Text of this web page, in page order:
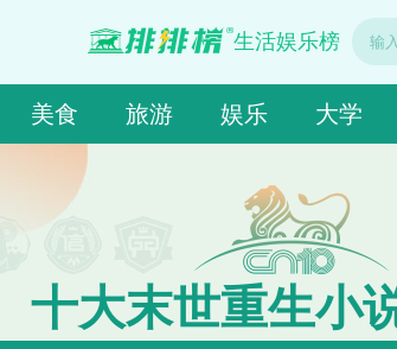
生活娱乐榜
美食 旅游 娱乐 大学
十大末世重生小